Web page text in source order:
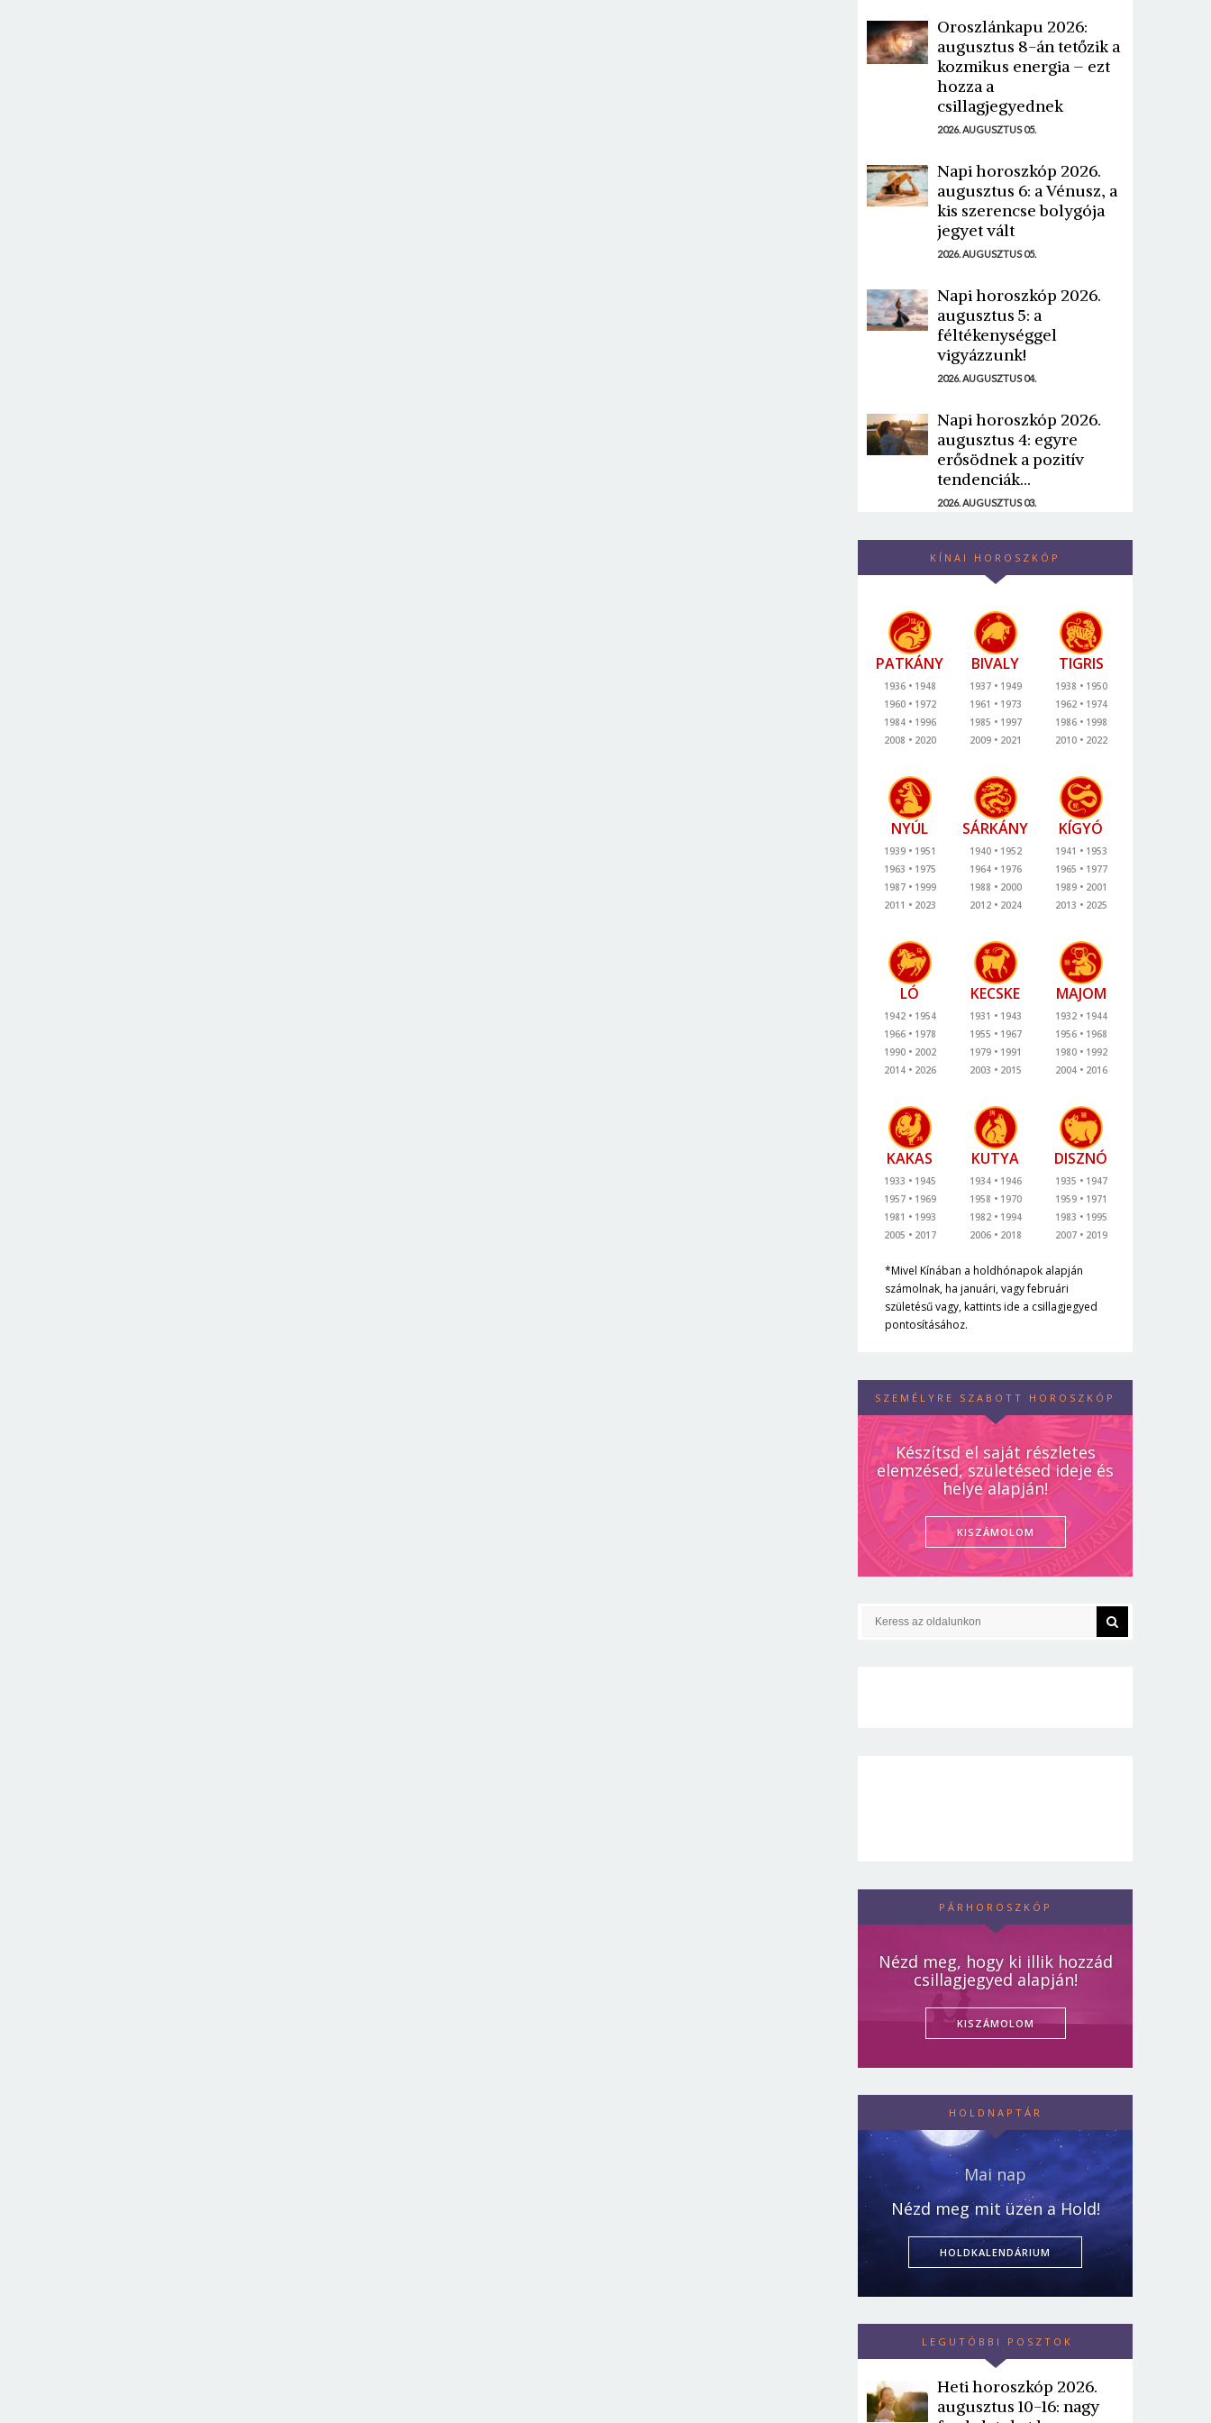
Oroszlánkapu 2026:
augusztus 8-án tetőzik a
kozmikus energia – ezt
hozza a
csillagjegyednek
2026. AUGUSZTUS 05.
Napi horoszkóp 2026.
augusztus 6: a Vénusz, a
kis szerencse bolygója
jegyet vált
2026. AUGUSZTUS 05.
Napi horoszkóp 2026.
augusztus 5: a
féltékenységgel
vigyázzunk!
2026. AUGUSZTUS 04.
Napi horoszkóp 2026.
augusztus 4: egyre
erősödnek a pozitív
tendenciák...
2026. AUGUSZTUS 03.
KÍNAI HOROSZKÓP
PATKÁNY
1936
1948
1960
1972
1984
1996
2008
2020
BIVALY
1937
1949
1961
1973
1985
1997
2009
2021
TIGRIS
1938
1950
1962
1974
1986
1998
2010
2022
NYÚL
1939
1951
1963
1975
1987
1999
2011
2023
SÁRKÁNY
1940
1952
1964
1976
1988
2000
2012
2024
KÍGYÓ
1941
1953
1965
1977
1989
2001
2013
2025
LÓ
1942
1954
1966
1978
1990
2002
2014
2026
KECSKE
1931
1943
1955
1967
1979
1991
2003
2015
MAJOM
1932
1944
1956
1968
1980
1992
2004
2016
KAKAS
1933
1945
1957
1969
1981
1993
2005
2017
KUTYA
1934
1946
1958
1970
1982
1994
2006
2018
DISZNÓ
1935
1947
1959
1971
1983
1995
2007
2019
*Mivel Kínában a holdhónapok alapján
számolnak, ha januári, vagy februári
születésű vagy, kattints ide a csillagjegyed
pontosításához.
SZEMÉLYRE SZABOTT HOROSZKÓP
Készítsd el saját részletes
elemzésed, születésed ideje és
helye alapján!
KISZÁMOLOM
PÁRHOROSZKÓP
Nézd meg, hogy ki illik hozzád
csillagjegyed alapján!
KISZÁMOLOM
HOLDNAPTÁR
Mai nap
Nézd meg mit üzen a Hold!
HOLDKALENDÁRIUM
LEGUTÓBBI POSZTOK
Heti horoszkóp 2026.
augusztus 10-16: nagy